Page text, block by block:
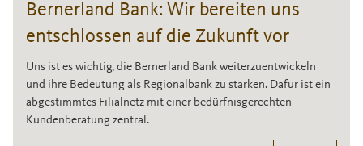
Bernerland Bank: Wir bereiten uns
entschlossen auf die Zukunft vor
Uns ist es wichtig, die Bernerland Bank weiterzuentwickeln
und ihre Bedeutung als Regionalbank zu stärken. Dafür ist ein
abgestimmtes Filialnetz mit einer bedürfnisgerechten
Kundenberatung zentral.